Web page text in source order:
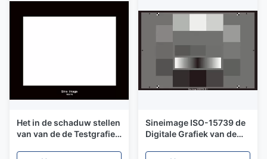
Het in de schaduw stellen
van van de de Testgrafiek
Metingsresolutie van de
Sineimage ISO-15739 de
Digitale Grafiek van de
Testgrafiek YE0219 van